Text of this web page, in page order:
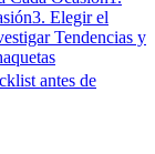
3. Elegir el
Tendencias y
antes de